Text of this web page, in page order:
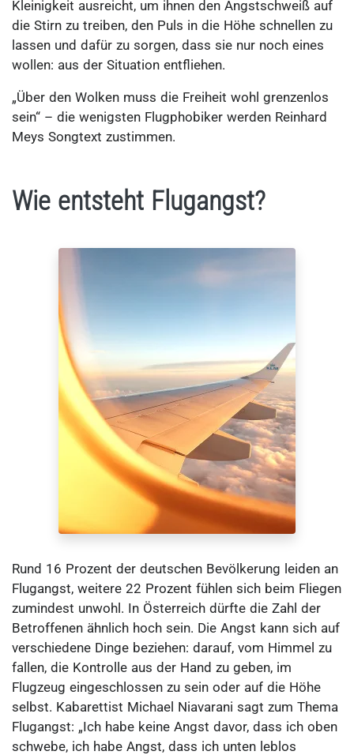
Kleinigkeit ausreicht, um ihnen den Angstschweiß auf
die Stirn zu treiben, den Puls in die Höhe schnellen zu
lassen und dafür zu sorgen, dass sie nur noch eines
wollen: aus der Situation entfliehen.
„Über den Wolken muss die Freiheit wohl grenzenlos
sein“ – die wenigsten Flugphobiker werden Reinhard
Meys Songtext zustimmen.
Wie entsteht Flugangst?
Rund 16 Prozent der deutschen Bevölkerung leiden an
Flugangst, weitere 22 Prozent fühlen sich beim Fliegen
zumindest unwohl. In Österreich dürfte die Zahl der
Betroffenen ähnlich hoch sein. Die Angst kann sich auf
verschiedene Dinge beziehen: darauf, vom Himmel zu
fallen, die Kontrolle aus der Hand zu geben, im
Flugzeug eingeschlossen zu sein oder auf die Höhe
selbst. Kabarettist Michael Niavarani sagt zum Thema
Flugangst: „Ich habe keine Angst davor, dass ich oben
schwebe, ich habe Angst, dass ich unten leblos